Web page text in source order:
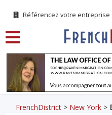
Référencez votre entreprise
FrenchDistrict > New York >